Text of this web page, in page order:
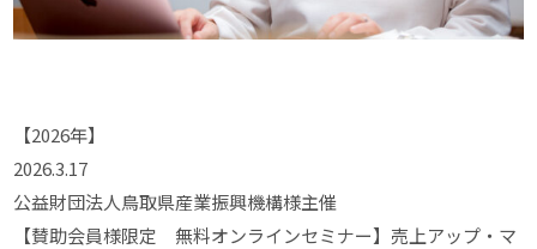
【2026年】
2026.3.17
公益財団法人鳥取県産業振興機構様主催
【賛助会員様限定 無料オンラインセミナー】売上アップ・マ